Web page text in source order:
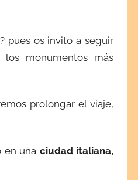
? pues os invito a seguir
monumentos más
prolongar el viaje,
en una ciudad italiana,